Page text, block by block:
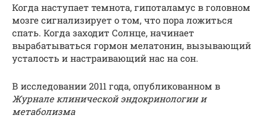
Когда наступает темнота, гипоталамус в головном
мозге сигнализирует о том, что пора ложиться
спать. Когда заходит Солнце, начинает
вырабатываться гормон мелатонин, вызывающий
усталость и настраивающий нас на сон.
В исследовании 2011 года, опубликованном в
Журнале клинической эндокринологии и
метаболизма